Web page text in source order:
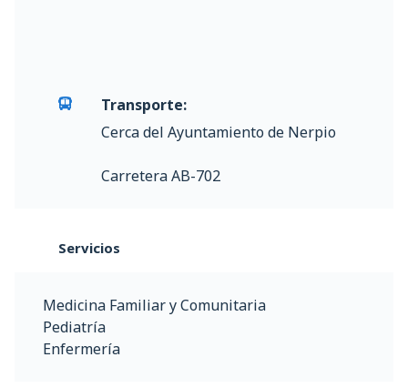
Transporte:
Cerca del Ayuntamiento de Nerpio
Carretera AB-702
Servicios
Medicina Familiar y Comunitaria
Pediatría
Enfermería